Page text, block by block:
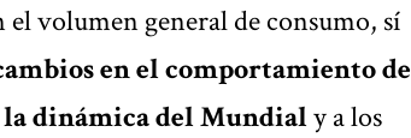
volumen general de consumo, sí
en el comportamiento de
dinámica del Mundialy a los